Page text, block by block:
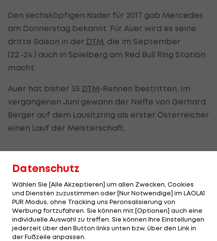
Den sechsköpfigen Kader für 2017 gab Mercedes
am Donnerstag bekannt. Für Auer wird es seine
dritte Saison in der DTM , die im September
(22.-24.) auch in Spielberg am Red Bull Ring Station
macht.
Auer hat bisher 35 DTM-Rennen bestritten. Im
vergangenen Juni gewann der Neffe von Gerhard
Berger auf dem Lausitzring als erster Österreicher
einen Lauf der Meisterschaft.
Dazu hat der 22-Jährige einen zweiten Platz vom
Nürburgring und drei Pole Positions auf seiner
Visitenkarte stehen.
"Mit jedem Jahr steigen die Erwartungen, aber ich
Datenschutz
Wählen Sie [Alle Akzeptieren] um allen Zwecken, Cookies
und Diensten zuzustimmen oder [Nur Notwendige] im LAOLA1
PUR Modus, ohne Tracking uns Peronsalisierung von
Werbung fortzufahren. Sie können mit [Optionen] auch eine
individuelle Auswahl zu treffen. Sie können Ihre Einstellungen
jederzeit über den Button links unten bzw. über den Link in
der Fußzeile anpassen.